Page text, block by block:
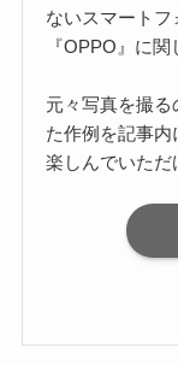
ないスマートフ
『OPPO』に
元々写真を撮
た作例を記事内
楽しんでいただ